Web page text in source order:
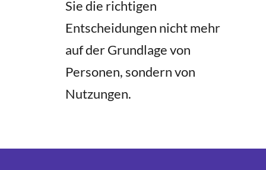
Sie die richtigen
Entscheidungen nicht mehr
auf der Grundlage von
Personen, sondern von
Nutzungen.